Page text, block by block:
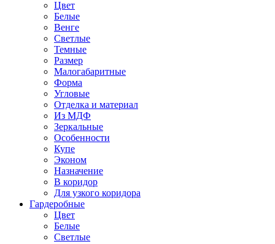
Цвет
Белые
Венге
Светлые
Темные
Размер
Малогабаритные
Форма
Угловые
Отделка и материал
Из МДФ
Зеркальные
Особенности
Купе
Эконом
Назначение
В коридор
Для узкого коридора
Гардеробные
Цвет
Белые
Светлые